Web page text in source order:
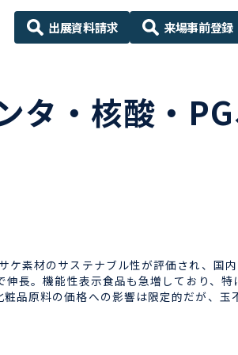
出展資料請求 来場事前登録
タ・核酸・
ケ素材のサステナブル性が評価され、国
長。機能性表示食品も急増しており、特
品原料の価格への影響は限定的だが、玉